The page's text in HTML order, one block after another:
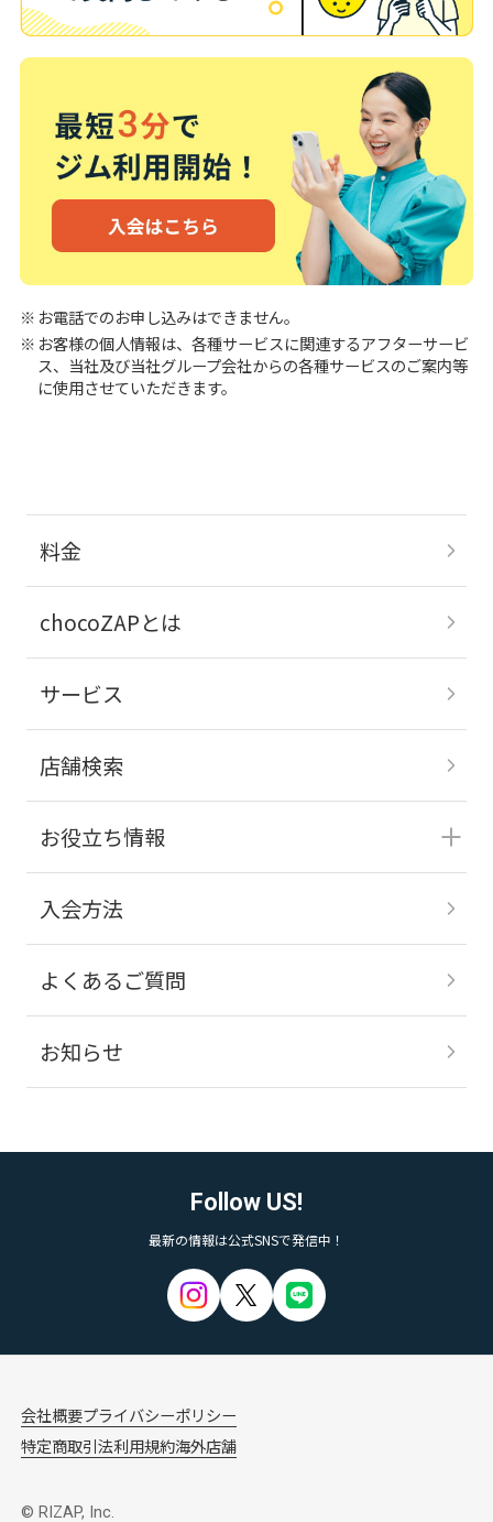
お電話でのお申し込みはできません。
お客様の個人情報は、各種サービスに関連するアフターサービ
ス、当社及び当社グループ会社からの各種サービスのご案内等
に使用させていただきます。
料金
chocoZAPとは
サービス
店舗検索
お役立ち情報
入会方法
よくあるご質問
お知らせ
Follow US!
最新の情報は公式SNSで発信中！
会社概要プライバシーポリシー
特定商取引法利用規約海外店舗
© RIZAP, Inc.